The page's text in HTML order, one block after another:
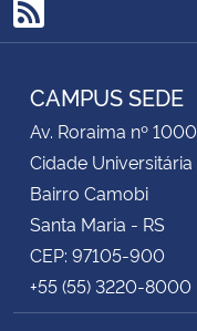
RSS
CAMPUS SEDE
Av. Roraima nº 1000
Cidade Universitária
Bairro Camobi
Santa Maria - RS
CEP: 97105-900
+55 (55) 3220-8000